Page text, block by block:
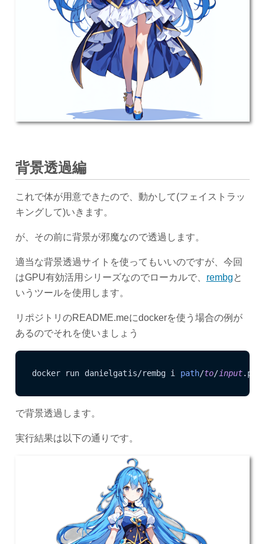
背景透過編
これで体が用意できたので、動かして(フェイストラッ
キングして)いきます。
が、その前に背景が邪魔なので透過します。
適当な背景透過サイトを使ってもいいのですが、今回
はGPU有効活用シリーズなのでローカルで、 rembgと
いうツールを使用します。
リポジトリのREADME.meにdockerを使う場合の例が
あるのでそれを使いましょう
docker run danielgatis/rembg i path/to/input
で背景透過します。
実行結果は以下の通りです。